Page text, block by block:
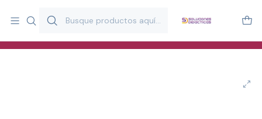
y estimulación infantil en Chile.
Especialistas en recursos educativos para aulas, terapeutas y